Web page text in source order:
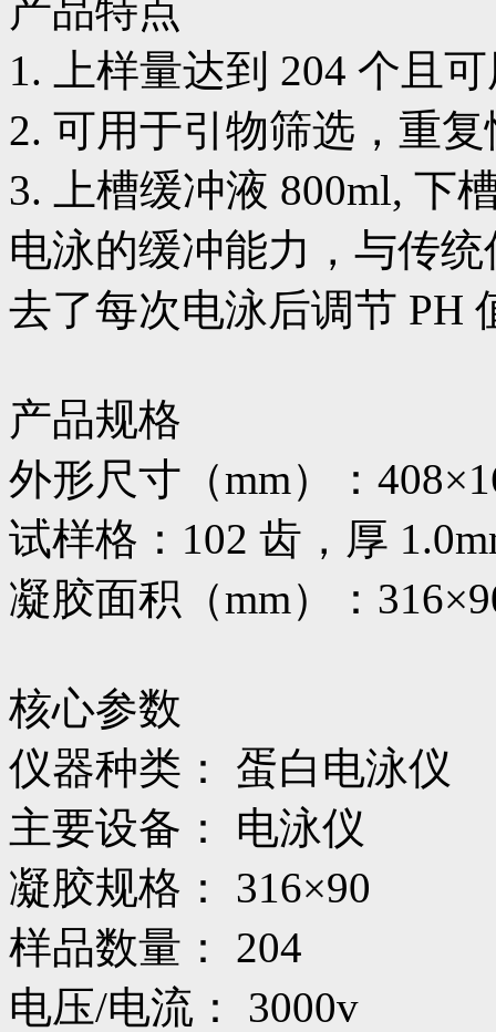
产品特点
1. 上样量达到 204 个且
2. 可用于引物筛选，重
3. 上槽缓冲液 800ml, 下
电泳的缓冲能力，与传
去了每次电泳后调节 PH
产品规格
外形尺寸（mm）：
试样格：102 齿，厚
凝胶面积（mm）：
核心参数
仪器种类： 蛋白电泳仪
主要设备： 电泳仪
凝胶规格： 316×90
样品数量： 204
电压/电流： 3000v